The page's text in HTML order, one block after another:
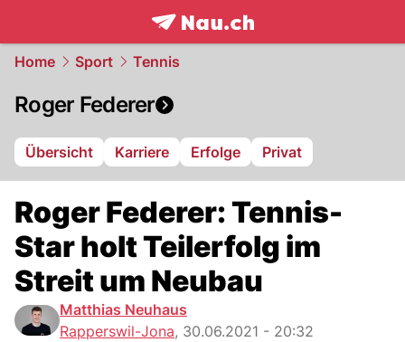
frontpage.NAU.ch
Home Sport Tennis
Roger Federer
Übersicht Karriere Erfolge Privat
Roger Federer: Tennis-
Star holt Teilerfolg im
Streit um Neubau
Matthias Neuhaus
Rapperswil-Jona, 30.06.2021 - 20:32